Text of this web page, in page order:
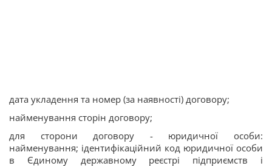
дата укладення та номер (за наявності) договору;
найменування сторін договору;
для сторони договору - юридичної особи:
найменування; ідентифікаційний код юридичної особи
в Єдиному державному реєстрі підприємств і